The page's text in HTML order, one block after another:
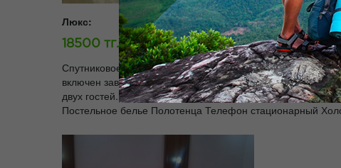
Люкс:
18500 тг./день.
Спутниковое телевидение; Ванная комната с душем;
включен завтрак – шведский стол (с 7.30 до 10.00).
двух гостей. Завтрак включен Гостиничные средства
Постельное белье Полотенца Телефон стационарный